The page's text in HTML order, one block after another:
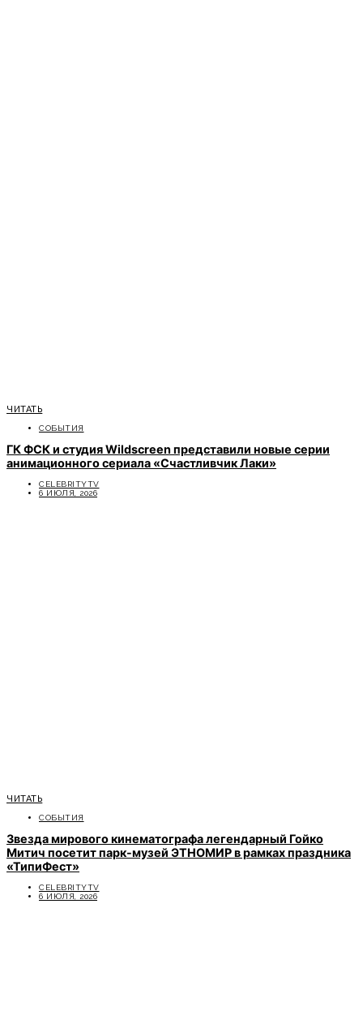
ЧИТАТЬ
СОБЫТИЯ
ГК ФСК и студия Wildscreen представили новые серии
анимационного сериала «Счастливчик Лаки»
CELEBRITYTV
6 ИЮЛЯ, 2026
ЧИТАТЬ
СОБЫТИЯ
Звезда мирового кинематографа легендарный Гойко
Митич посетит парк-музей ЭТНОМИР в рамках праздника
«ТипиФест»
CELEBRITYTV
6 ИЮЛЯ, 2026